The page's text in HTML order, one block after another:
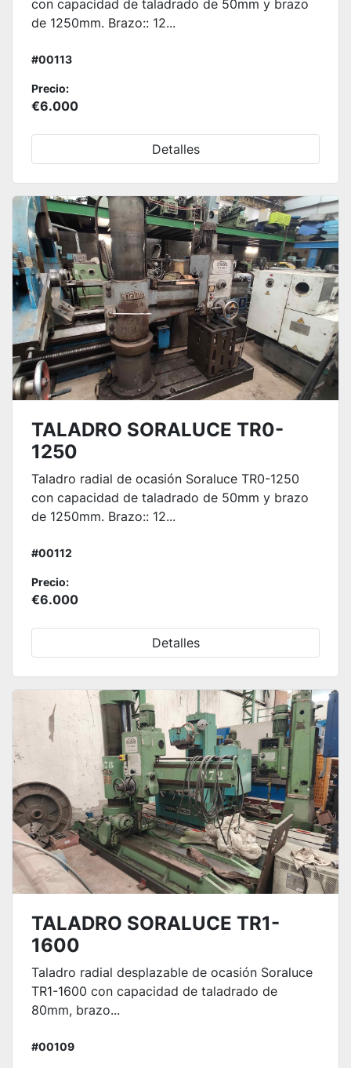
con capacidad de taladrado de 50mm y brazo
de 1250mm. Brazo:: 12...
#00113
Precio:
€6.000
Detalles
TALADRO SORALUCE TR0-
1250
Taladro radial de ocasión Soraluce TR0-1250
con capacidad de taladrado de 50mm y brazo
de 1250mm. Brazo:: 12...
#00112
Precio:
€6.000
Detalles
TALADRO SORALUCE TR1-
1600
Taladro radial desplazable de ocasión Soraluce
TR1-1600 con capacidad de taladrado de
80mm, brazo...
#00109